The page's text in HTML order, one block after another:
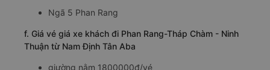
Ngã 5 Phan Rang
f. Giá vé giá xe khách đi Phan Rang-Tháp Chàm - Ninh
Thuận từ Nam Định Tân Aba
giường nằm 1800000đ/vé